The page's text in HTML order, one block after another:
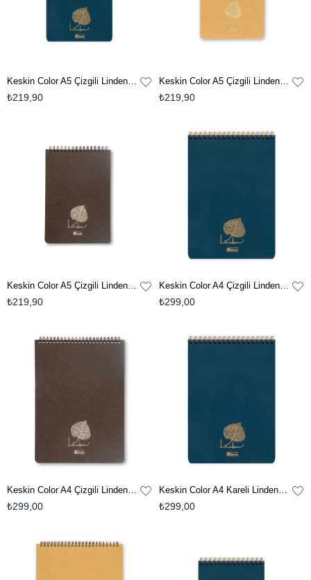
Keskin Color A5 Çizgili Linden Bloknot - Mavi
₺219,90
Keskin Color A5 Çizgili Linden Bloknot - Krem
₺219,90
Keskin Color A5 Çizgili Linden Bloknot - Kahverengi
₺219,90
Keskin Color A4 Çizgili Linden Bloknot-Mavi
₺299,00
Keskin Color A4 Çizgili Linden Bloknot-Kahverengi
₺299,00
Keskin Color A4 Kareli Linden Bloknot - Mavi
₺299,00